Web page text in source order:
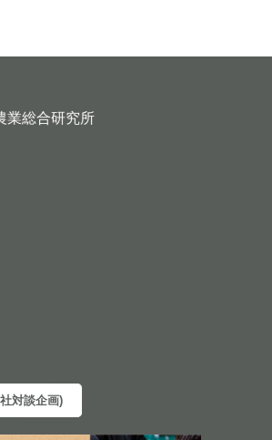
業総合研究所
対談企画)